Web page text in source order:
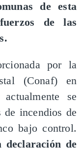
de esta
de las
por la
(Conaf) en
se
de incendios de
bajo control.
de